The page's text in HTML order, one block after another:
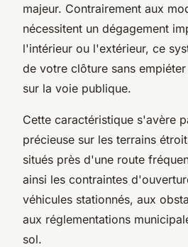
majeur. Contrairement aux
nécessitent un dégagement
l'intérieur ou l'extérieur, ce
de votre clôture sans
sur la voie publique.
Cette caractéristique s'avère
précieuse sur les terrains
situés près d'une route
ainsi les contraintes
véhicules stationnés, aux
aux réglementations
sol.